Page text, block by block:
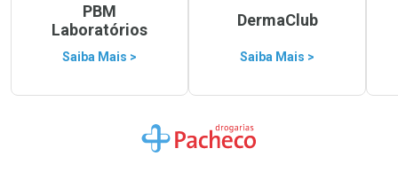
PBM
Laboratórios
Saiba Mais >
DermaClub
Saiba Mais >
Ir para a Home